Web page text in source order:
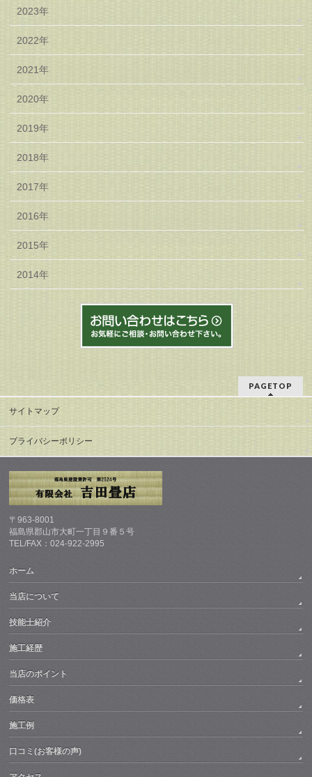
2023年
2022年
2021年
2020年
2019年
2018年
2017年
2016年
2015年
2014年
PAGETOP
サイトマップ
プライバシーポリシー
〒963-8001
福島県郡山市大町一丁目９番５号
TEL/FAX：024-922-2995
ホーム
当店について
技能士紹介
施工経歴
当店のポイント
価格表
施工例
口コミ(お客様の声)